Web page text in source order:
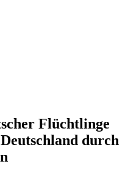
Flüchtlinge
durch